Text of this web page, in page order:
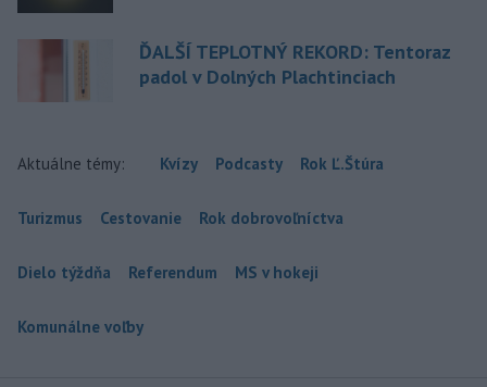
ĎALŠÍ TEPLOTNÝ REKORD: Tentoraz
padol v Dolných Plachtinciach
Aktuálne témy: Kvízy Podcasty Rok Ľ.Štúra
Turizmus Cestovanie Rok dobrovoľníctva
Dielo týždňa Referendum MS v hokeji
Komunálne voľby